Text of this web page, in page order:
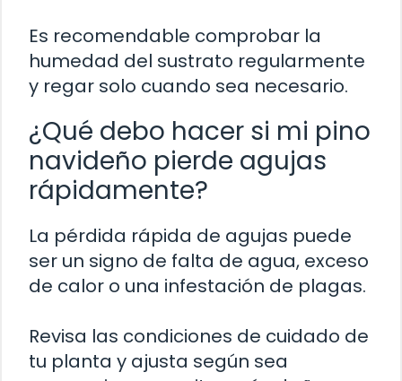
Es recomendable comprobar la
humedad del sustrato regularmente
y regar solo cuando sea necesario.
¿Qué debo hacer si mi pino
navideño pierde agujas
rápidamente?
La pérdida rápida de agujas puede
ser un signo de falta de agua, exceso
de calor o una infestación de plagas.
Revisa las condiciones de cuidado de
tu planta y ajusta según sea